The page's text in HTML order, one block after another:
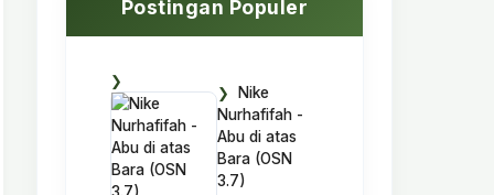
Postingan Populer
Nike
Nurhafifah -
Abu di atas
Bara (OSN
3.7)